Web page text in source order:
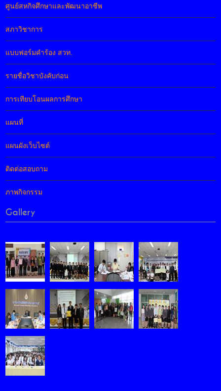
ศูนย์สหกิจศึกษาและพัฒนาอาชีพ
สภาวิชาการ
แบบฟอร์มคำร้อง สวท.
รายชื่อวิชาบังคับก่อน
การเทียบโอนผลการศึกษา
แผนที่
แผนผังเว็บไซต์
ติดต่อสอบถาม
ภาพกิจกรรม
Gallery